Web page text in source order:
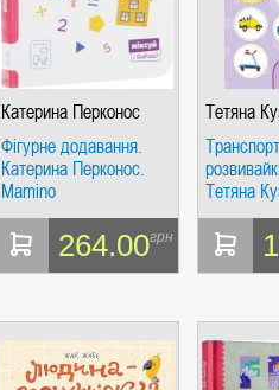
Катерина Перконос
Фігурне додавання.
Катерина Перконос.
Mamino
264.00грн
Тетяна
Тетяна
Mamino